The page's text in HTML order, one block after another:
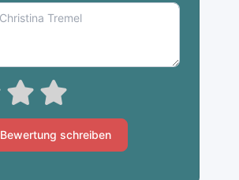
Bewertung schreiben